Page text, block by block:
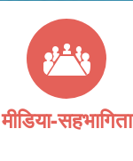
मीडिया-सहभागिता